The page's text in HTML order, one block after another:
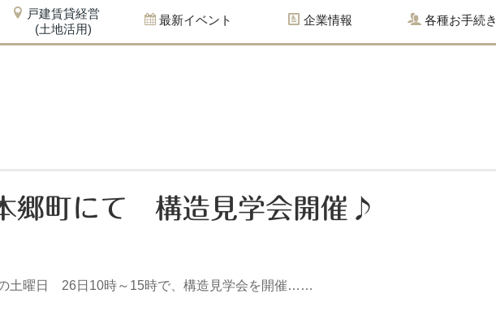
戸建賃貸経営
(土地活用)
最新イベント 企業情報 各種お手続き
町にて 構造見学会開催♪
土曜日 26日10時～15時で、構造見学会を開催……